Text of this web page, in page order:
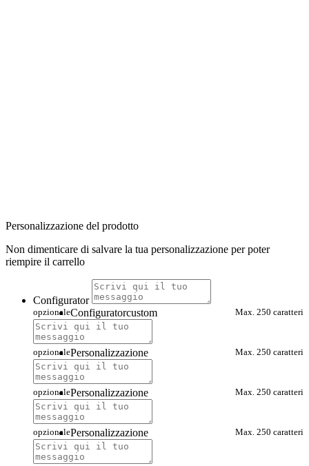
Personalizzazione del prodotto
Non dimenticare di salvare la tua personalizzazione per poter
riempire il carrello
Configurator
opzionale Max. 250 caratteri
Configuratorcustom
opzionale Max. 250 caratteri
Personalizzazione
opzionale Max. 250 caratteri
Personalizzazione
opzionale Max. 250 caratteri
Personalizzazione